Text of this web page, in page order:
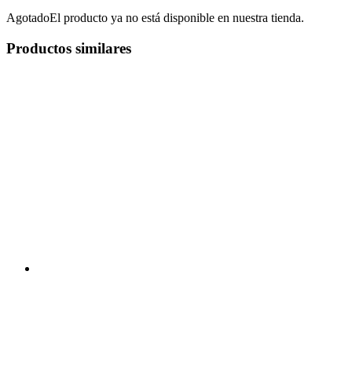
AgotadoEl producto ya no está disponible en nuestra tienda.
Productos similares